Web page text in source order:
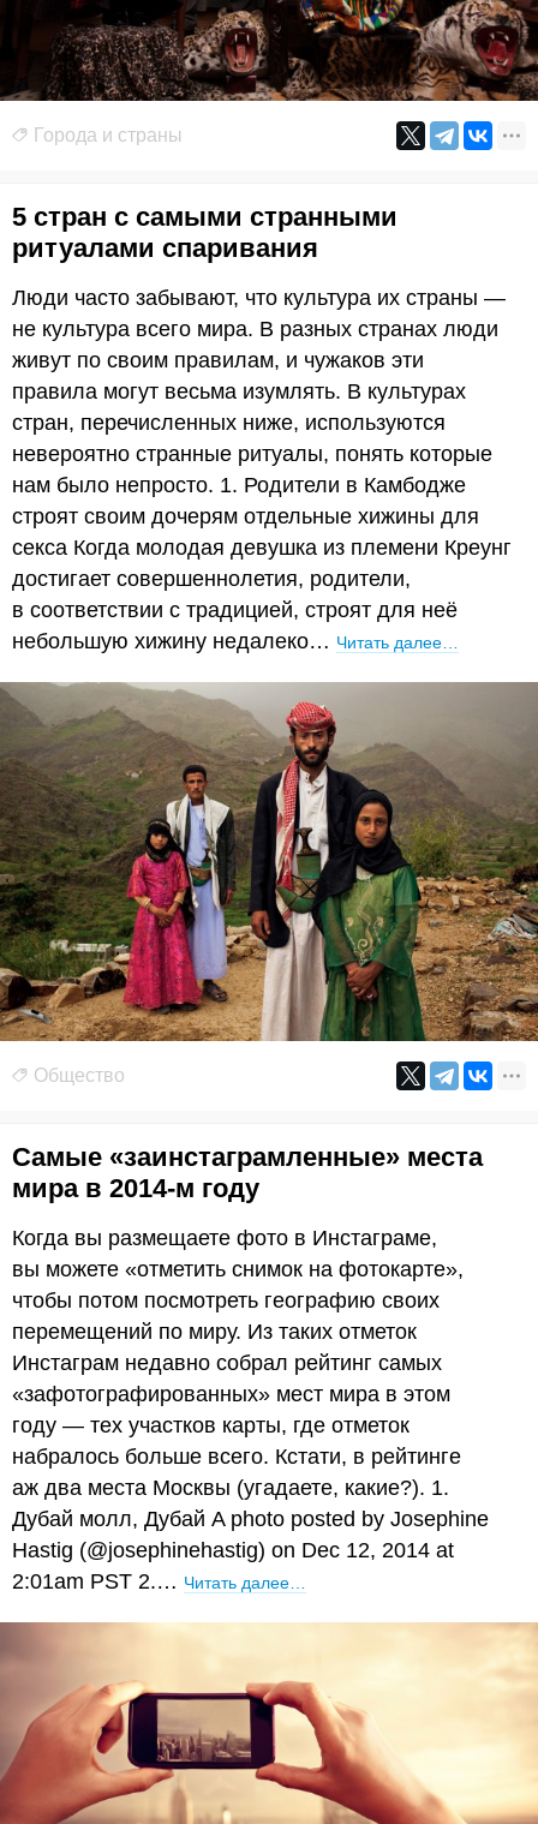
Города и страны
5 стран с самыми странными
ритуалами спаривания
Люди часто забывают, что культура их страны —
не культура всего мира. В разных странах люди
живут по своим правилам, и чужаков эти
правила могут весьма изумлять. В культурах
стран, перечисленных ниже, используются
невероятно странные ритуалы, понять которые
нам было непросто. 1. Родители в Камбодже
строят своим дочерям отдельные хижины для
секса Когда молодая девушка из племени Креунг
достигает совершеннолетия, родители,
в соответствии с традицией, строят для неё
небольшую хижину недалеко… Читать далее…
Общество
Самые «заинстаграмленные» места
мира в 2014-м году
Когда вы размещаете фото в Инстаграме,
вы можете «отметить снимок на фотокарте»,
чтобы потом посмотреть географию своих
перемещений по миру. Из таких отметок
Инстаграм недавно собрал рейтинг самых
«зафотографированных» мест мира в этом
году — тех участков карты, где отметок
набралось больше всего. Кстати, в рейтинге
аж два места Москвы (угадаете, какие?). 1.
Дубай молл, Дубай A photo posted by Josephine
Hastig (@josephinehastig) on Dec 12, 2014 at
2:01am PST 2.… Читать далее…